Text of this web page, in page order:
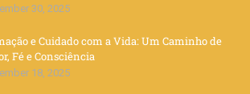
30, 2025
e Cuidado com a Vida: Um Caminho de
Fé e Consciência
18, 2025